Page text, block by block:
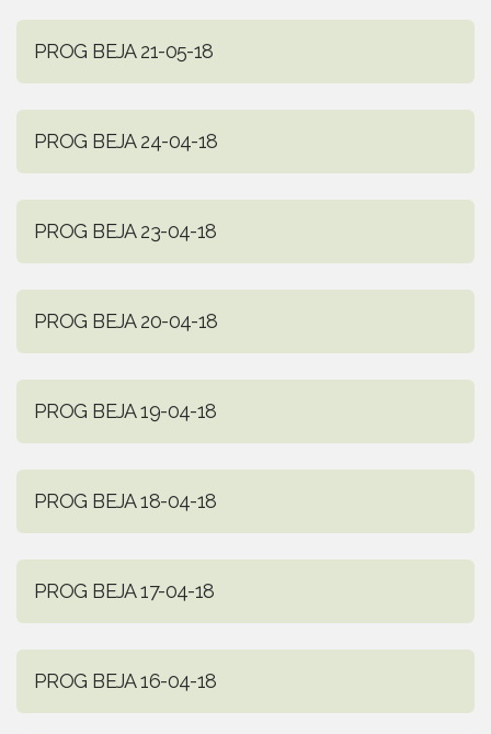
PROG BEJA 21-05-18
PROG BEJA 24-04-18
PROG BEJA 23-04-18
PROG BEJA 20-04-18
PROG BEJA 19-04-18
PROG BEJA 18-04-18
PROG BEJA 17-04-18
PROG BEJA 16-04-18